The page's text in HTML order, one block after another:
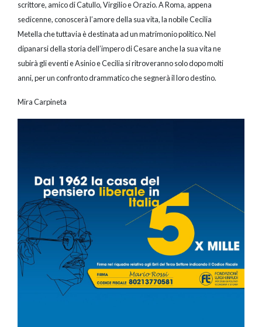
scrittore, amico di Catullo, Virgilio e Orazio. A Roma, appena
sedicenne, conoscerà l’amore della sua vita, la nobile Cecilia
Metella che tuttavia è destinata ad un matrimonio politico. Nel
dipanarsi della storia dell’impero di Cesare anche la sua vita ne
subirà gli eventi e Asinio e Cecilia si ritroveranno solo dopo molti
anni, per un confronto drammatico che segnerà il loro destino.
Mira Carpineta